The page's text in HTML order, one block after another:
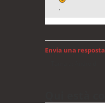
.
Envia una resposta